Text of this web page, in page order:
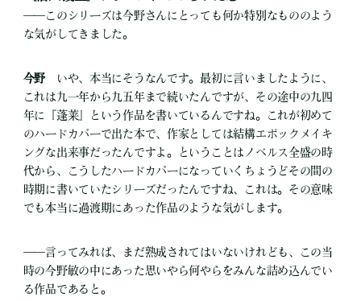
――このシリーズは今野さんにとっても何か特別なもののよう
な気がしてきました。
今野 いや、本当にそうなんです。最初に言いましたように、
これは九一年から九五年まで続いたんですが、その途中の九四
年に『蓬莱』という作品を書いているんですね。これが初めて
のハードカバーで出た本で、作家としては結構エポックメイキ
ングな出来事だったんですよ。ということはノベルス全盛の時
代から、こうしたハードカバーになっていくちょうどその間の
時期に書いていたシリーズだったんですね、これは。その意味
でも本当に過渡期にあった作品のような気がします。
――言ってみれば、まだ熟成されてはいないけれども、この当
時の今野敏の中にあった思いやら何やらをみんな詰め込んでい
る作品であると。